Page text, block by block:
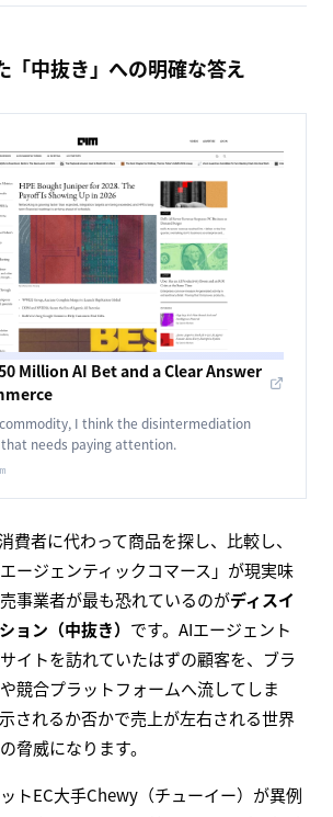
「中抜き」への明確な答え
Million AI Bet and a Clear Answer
I think the disintermediation
needs paying attention.
費者に代わって商品を探し、比較し、
ージェンティックコマース」が現実味
事業者が最も恐れているのがディスイ
ョン（中抜き） です。AIエージェント
イトを訪れていたはずの顧客を、ブラ
競合プラットフォームへ流してしま
されるか否かで売上が左右される世界
脅威になります。
トEC大手Chewy（チューイー）が異例